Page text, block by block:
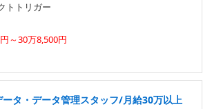
トトリガー
～30万8,500円
タ・データ管理スタッフ/月給30万以上